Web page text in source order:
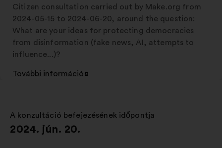
Citizen consultation carried out by Make.org from
2024-05-15 to 2024-06-20, around the question:
What are your ideas for protecting democracies
from disinformation (fake news, AI, attempts to
influence...)?
További információ
Új
A konzultáció befejezésének időpontja
:
2024. jún. 20.